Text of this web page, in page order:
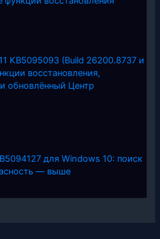
KB5095093 (Build 26200.8737 и
восстановления,
обновлённый Центр
для Windows 10: поиск
— выше